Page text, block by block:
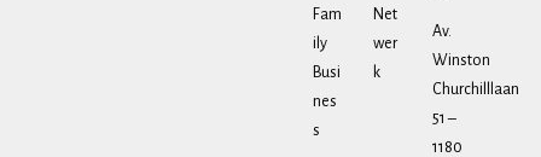
Fam
ily
Busi
nes
s
Net
wer
k
Av.
Winston
Churchilllaan
51 –
1180